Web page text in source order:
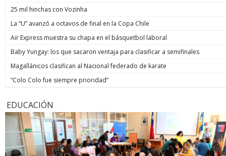
25 mil hinchas con Vozinha
La “U” avanzó a octavos de final en la Copa Chile
Air Express muestra su chapa en el básquetbol laboral
Baby Yungay: los que sacaron ventaja para clasificar a semifinales
Magallánicos clasifican al Nacional federado de karate
“Colo Colo fue siempre prioridad”
EDUCACIÓN